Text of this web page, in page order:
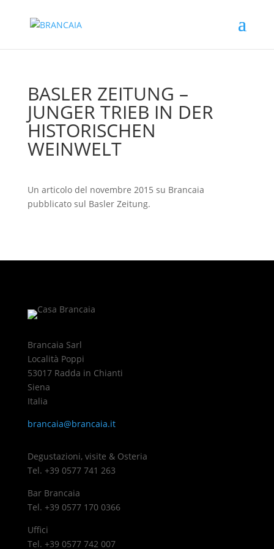
BASLER ZEITUNG –
JUNGER TRIEB IN DER
HISTORISCHEN
WEINWELT
Un articolo del novembre 2015 su Brancaia
pubblicato sul Basler Zeitung.
Brancaia Sarl
Località Poppi
53017 Radda in Chianti
Siena
Italia
brancaia@brancaia.it
Degustazioni, visite & Osteria
Tel. +39 0577 741 263
Bar Brancaia
Tel. +39 0577 170 0366
Uffici
Tel. +39 0577 742 007